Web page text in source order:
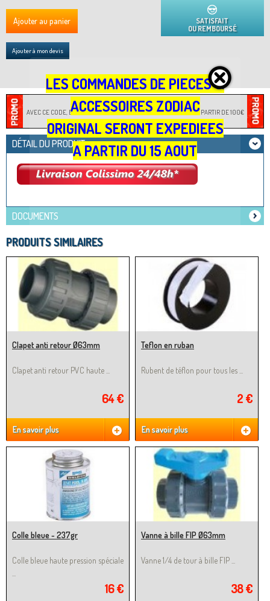
SATISFAIT
OU REMBOURSÉ
Ajouter au panier
Ajouter à mon devis
CODE PROMOTION : JARDILOISIRS
AVEC CE CODE, BÉNÉFICIEZ D'UNE REMISE IMMÉDIATE DE -2%, À PARTIR DE 100€
D'ACHAT !
DÉTAIL DU PRODUIT
DOCUMENTS
PRODUITS SIMILAIRES
Clapet anti retour Ø63mm
Clapet anti retour PVC haute ...
64 €
En savoir plus
Teflon en ruban
Rubent de téflon pour tous les ...
2 €
En savoir plus
Colle bleue - 237gr
Colle bleue haute pression spéciale
16 €
Vanne à bille FIP Ø63mm
Vanne 1/4 de tour à bille FIP ...
38 €
LES COMMANDES DE PIECES &
ACCESSOIRES ZODIAC
ORIGINAL SERONT EXPEDIEES
A PARTIR DU 15 AOUT